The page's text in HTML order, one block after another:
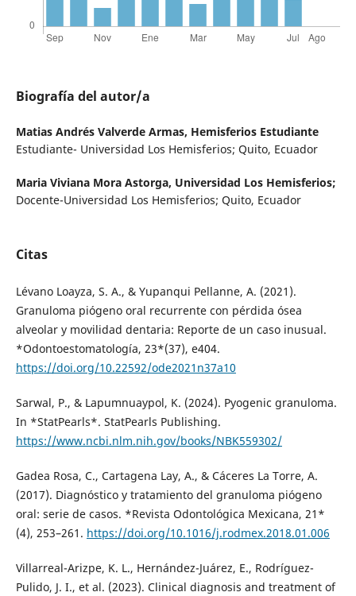
Biografía del autor/a
Matias Andrés Valverde Armas, Hemisferios Estudiante
Estudiante- Universidad Los Hemisferios; Quito, Ecuador
Maria Viviana Mora Astorga, Universidad Los Hemisferios;
Docente-Universidad Los Hemisferios; Quito, Ecuador
Citas
Lévano Loayza, S. A., & Yupanqui Pellanne, A. (2021).
Granuloma piógeno oral recurrente con pérdida ósea
alveolar y movilidad dentaria: Reporte de un caso inusual.
*Odontoestomatología, 23*(37), e404.
https://doi.org/10.22592/ode2021n37a10
Sarwal, P., & Lapumnuaypol, K. (2024). Pyogenic granuloma.
In *StatPearls*. StatPearls Publishing.
https://www.ncbi.nlm.nih.gov/books/NBK559302/
Gadea Rosa, C., Cartagena Lay, A., & Cáceres La Torre, A.
(2017). Diagnóstico y tratamiento del granuloma piógeno
oral: serie de casos. *Revista Odontológica Mexicana, 21*
(4), 253–261. https://doi.org/10.1016/j.rodmex.2018.01.006
Villarreal-Arizpe, K. L., Hernández-Juárez, E., Rodríguez-
Pulido, J. I., et al. (2023). Clinical diagnosis and treatment of